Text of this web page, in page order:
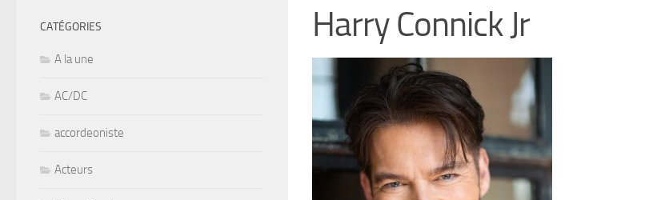
Harry Connick Jr
CATÉGORIES
A la une
AC/DC
accordeoniste
Acteurs